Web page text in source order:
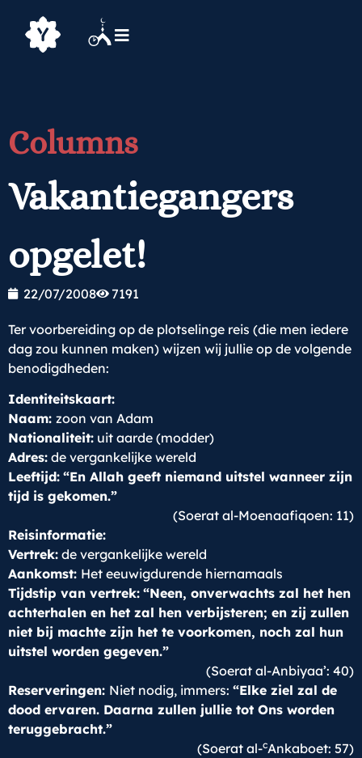
Columns
Vakantiegangers
opgelet!
22/07/2008 7191
Ter voorbereiding op de plotselinge reis (die men iedere
dag zou kunnen maken) wijzen wij jullie op de volgende
benodigdheden:
Identiteitskaart:
Naam: zoon van Adam
Nationaliteit: uit aarde (modder)
Adres: de vergankelijke wereld
Leeftijd: “En Allah geeft niemand uitstel wanneer zijn
tijd is gekomen.”
(Soerat al-Moenaafiqoen: 11)
Reisinformatie:
Vertrek: de vergankelijke wereld
Aankomst: Het eeuwigdurende hiernamaals
Tijdstip van vertrek: “Neen, onverwachts zal het hen
achterhalen en het zal hen verbijsteren; en zij zullen
niet bij machte zijn het te voorkomen, noch zal hun
uitstel worden gegeven.”
(Soerat al-Anbiyaa’: 40)
Reserveringen: Niet nodig, immers: “Elke ziel zal de
dood ervaren. Daarna zullen jullie tot Ons worden
teruggebracht.”
(Soerat al-cAnkaboet: 57)